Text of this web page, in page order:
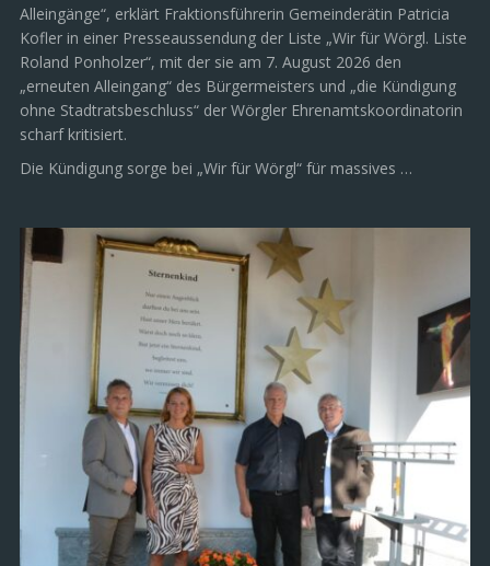
Alleingänge“, erklärt Fraktionsführerin Gemeinderätin Patricia
Kofler in einer Presseaussendung der Liste „Wir für Wörgl. Liste
Roland Ponholzer“, mit der sie am 7. August 2026 den
„erneuten Alleingang“ des Bürgermeisters und „die Kündigung
ohne Stadtratsbeschluss“ der Wörgler Ehrenamtskoordinatorin
scharf kritisiert.
Die Kündigung sorge bei „Wir für Wörgl“ für massives …